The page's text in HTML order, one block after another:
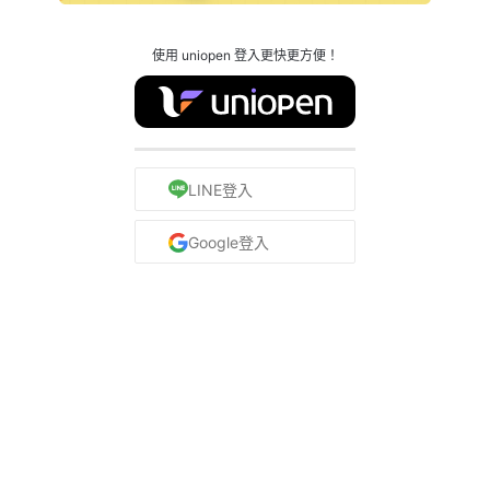
使用 uniopen 登入更快更方便！
LINE登入
Google登入